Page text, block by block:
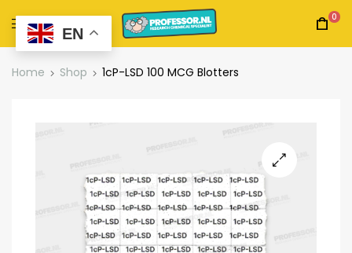
0
Home Shop 1cP-LSD 100 MCG Blotters
EN